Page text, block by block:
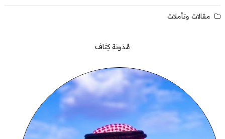
مقالات وتأملات
مُدَونة كِتَاف